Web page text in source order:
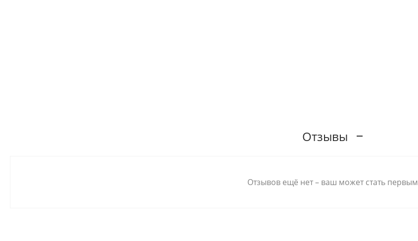
Отзывы
Отзывов ещё нет – ваш может стать первым